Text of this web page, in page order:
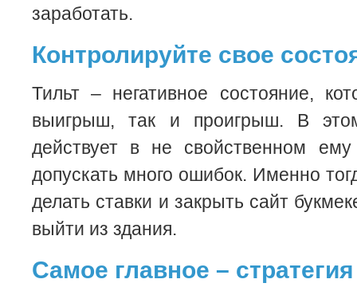
заработать.
Контролируйте свое
Тильт – негативное состояние,
выигрыш, так и проигрыш. В
действует в не свойственном
допускать много ошибок. Именно
делать ставки и закрыть сайт
выйти из здания.
Самое главное – стратегия